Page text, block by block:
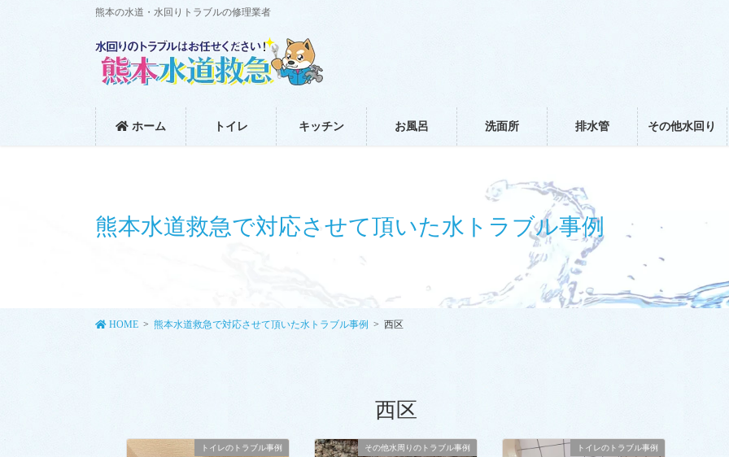
熊本の水道・水回りトラブルの修理業者
ホーム トイレ キッチン お風呂 洗面所 排水管 その他水回り
熊本水道救急で対応させて頂いた水トラブル事例
HOME 熊本水道救急で対応させて頂いた水トラブル事例 西区
西区
トイレのトラブル事例 その他水周りのトラブル事例 トイレのトラブル事例